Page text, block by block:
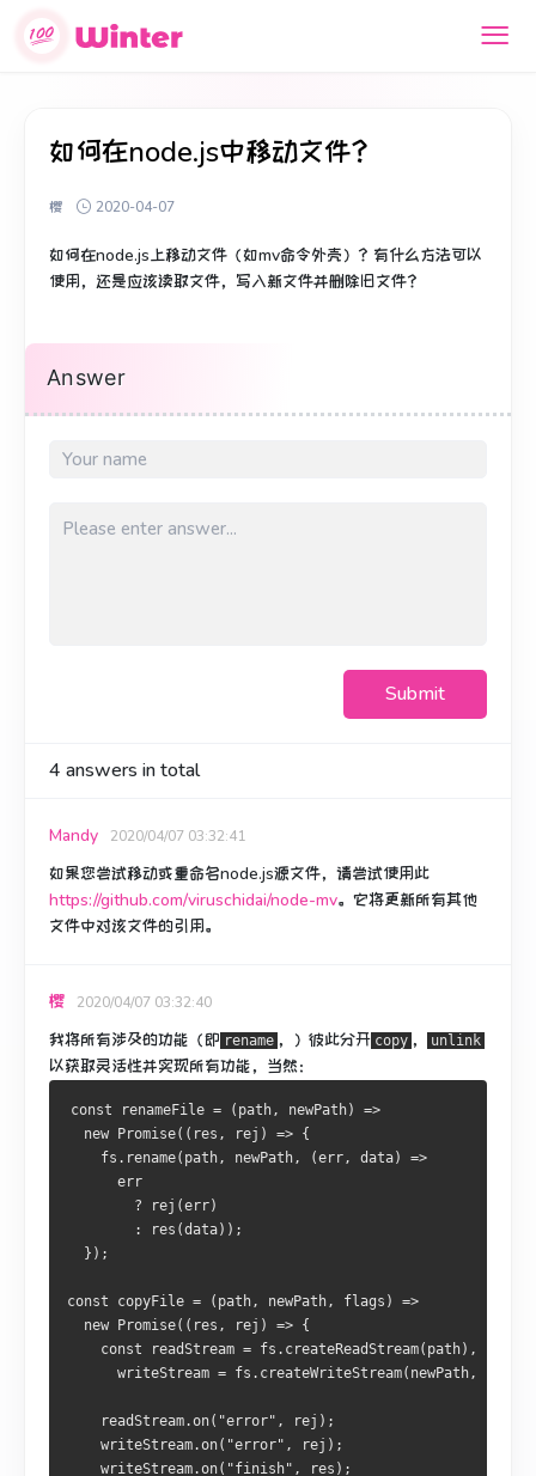
如何在node.js中移动文件？
樱 2020-04-07
如何在node.js上移动文件（如mv命令外壳）？ 有什么方法可以
使用，还是应该读取文件，写入新文件并删除旧文件？
Answer
Submit
4 answers in total
Mandy 2020/04/07 03:32:41
如果您尝试移动或重命名node.js源文件，请尝试使用此
https://github.com/viruschidai/node-mv。 它将更新所有其他
文件中对该文件的引用。
樱 2020/04/07 03:32:40
我将所有涉及的功能（即 rename ， ）彼此分开 copy ， unlink
以获取灵活性并实现所有功能，当然：
const renameFile = (path, newPath) =>
  new Promise((res, rej) => {
    fs.rename(path, newPath, (err, data) =>
      err
        ? rej(err)
        : res(data));
  });
const copyFile = (path, newPath, flags) =>
  new Promise((res, rej) => {
    const readStream = fs.createReadStream(path),
writeStream = fs.createWriteStream(newPath,
    readStream.on("error", rej);
    writeStream.on("error", rej);
    writeStream.on("finish", res);